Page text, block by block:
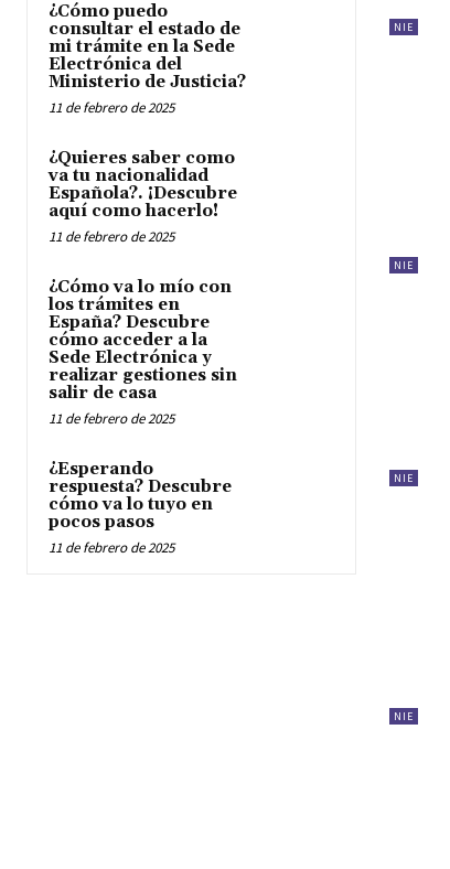
¿Cómo puedo
consultar el estado de
mi trámite en la Sede
Electrónica del
Ministerio de Justicia?
11 de febrero de 2025
¿Quieres saber como
va tu nacionalidad
Española?. ¡Descubre
aquí como hacerlo!
11 de febrero de 2025
¿Cómo va lo mío con
los trámites en
España? Descubre
cómo acceder a la
Sede Electrónica y
realizar gestiones sin
salir de casa
11 de febrero de 2025
¿Esperando
respuesta? Descubre
cómo va lo tuyo en
pocos pasos
11 de febrero de 2025
NIE
NIE
NIE
NIE